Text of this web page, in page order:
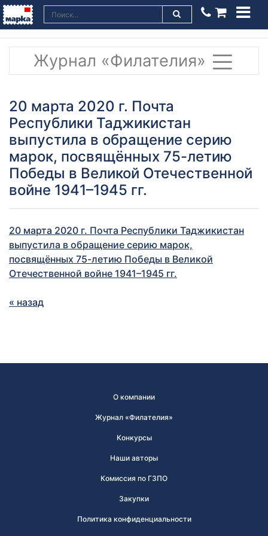
Журнал «Филателия»
20 марта 2020 г. Почта
Республики Таджикистан
выпустила в обращение серию
марок, посвящённых 75-летию
Победы в Великой Отечественной
войне 1941–1945 гг.
20 марта 2020 г. Почта Республики Таджикистан
выпустила в обращение серию марок,
посвящённых 75-летию Победы в Великой
Отечественной войне 1941–1945 гг.
« назад
О компании
Журнал «Филателия»
Конкурсы
Наши авторы
Комиссия по ГЗПО
Закупки
Политика конфиденциальности